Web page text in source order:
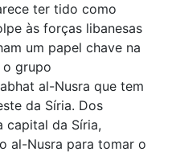
ter tido como
às forças libanesas
um papel chave na
grupo
al-Nusra que tem
da Síria. Dos
capital da Síria,
al-Nusra para tomar o